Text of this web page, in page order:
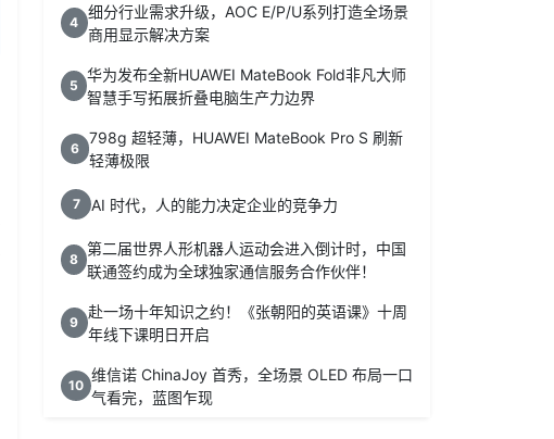
4
细分行业需求升级，AOC E/P/U系列打造全场景
商用显示解决方案
5
华为发布全新HUAWEI MateBook Fold非凡大师
智慧手写拓展折叠电脑生产力边界
6
798g 超轻薄，HUAWEI MateBook Pro S 刷新
轻薄极限
7 AI 时代，人的能力决定企业的竞争力
8
第二届世界人形机器人运动会进入倒计时，中国
联通签约成为全球独家通信服务合作伙伴！
9
赴一场十年知识之约！《张朝阳的英语课》十周
年线下课明日开启
10
维信诺 ChinaJoy 首秀，全场景 OLED 布局一口
气看完，蓝图乍现